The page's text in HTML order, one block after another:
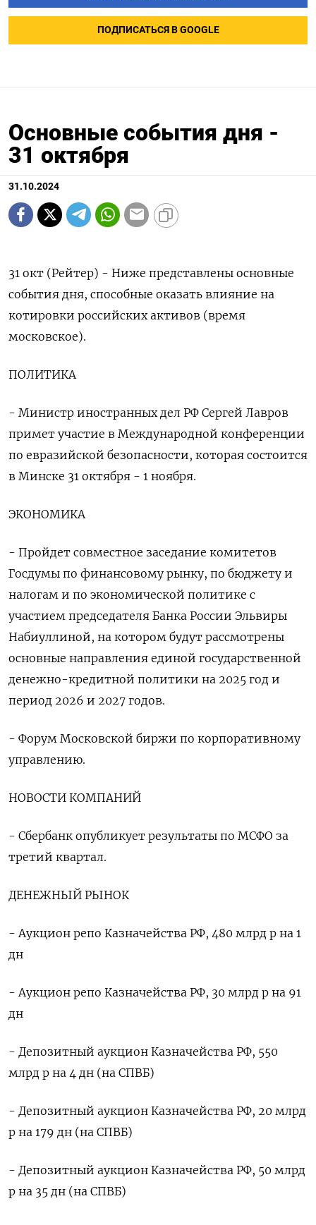
ПОДПИСАТЬСЯ В GOOGLE
Основные события дня -
31 октября
31.10.2024
31 окт (Рейтер) - Ниже представлены основные
события дня, способные оказать влияние на
котировки российских активов (время
московское).
ПОЛИТИКА
- Министр иностранных дел РФ Сергей Лавров
примет участие в Международной конференции
по евразийской безопасности, которая состоится
в Минске 31 октября - 1 ноября.
ЭКОНОМИКА
- Пройдет совместное заседание комитетов
Госдумы по финансовому рынку, по бюджету и
налогам и по экономической политике с
участием председателя Банка России Эльвиры
Набиуллиной, на котором будут рассмотрены
основные направления единой государственной
денежно-кредитной политики на 2025 год и
период 2026 и 2027 годов.
- Форум Московской биржи по корпоративному
управлению.
НОВОСТИ КОМПАНИЙ
- Сбербанк опубликует результаты по МСФО за
третий квартал.
ДЕНЕЖНЫЙ РЫНОК
- Аукцион репо Казначейства РФ, 480 млрд р на 1
дн
- Аукцион репо Казначейства РФ, 30 млрд р на 91
дн
- Депозитный аукцион Казначейства РФ, 550
млрд р на 4 дн (на СПВБ)
- Депозитный аукцион Казначейства РФ, 20 млрд
р на 179 дн (на СПВБ)
- Депозитный аукцион Казначейства РФ, 50 млрд
р на 35 дн (на СПВБ)